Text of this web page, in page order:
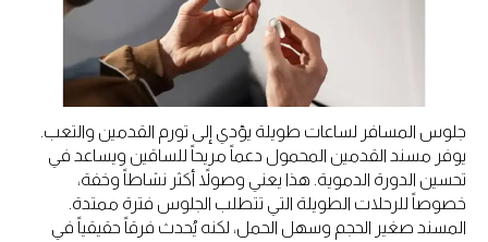
جلوس المسافر لساعات طويلة يؤدي إلى تورم القدمين والتعب.
يوفر مسند القدمين المحمول دعماً مريحاً للساقين ويساعد في
تحسين الدورة الدموية. هذا يعني وصولاً أكثر نشاطاً وخفة،
خصوصاً للرحلات الطويلة التي تتطلب الجلوس فترة ممتدة.
المسند صغير الحجم وسهل الحمل، لكنه يُحدث فرقاً حقيقياً في